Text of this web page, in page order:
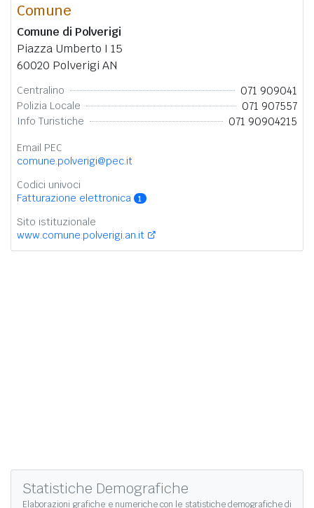
Comune
Comune di Polverigi
Piazza Umberto I 15
60020 Polverigi AN
Centralino 071 909041
Polizia Locale 071 907557
Info Turistiche 071 90904215
Email PEC
comune.polverigi@pec.it
Codici univoci
Fatturazione elettronica
1
Sito istituzionale
www.comune.polverigi.an.it
Statistiche Demografiche
Elaborazioni grafiche e numeriche con le statistiche demografiche di